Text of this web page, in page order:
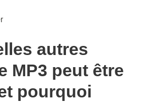
autres
MP3 peut être
pourquoi